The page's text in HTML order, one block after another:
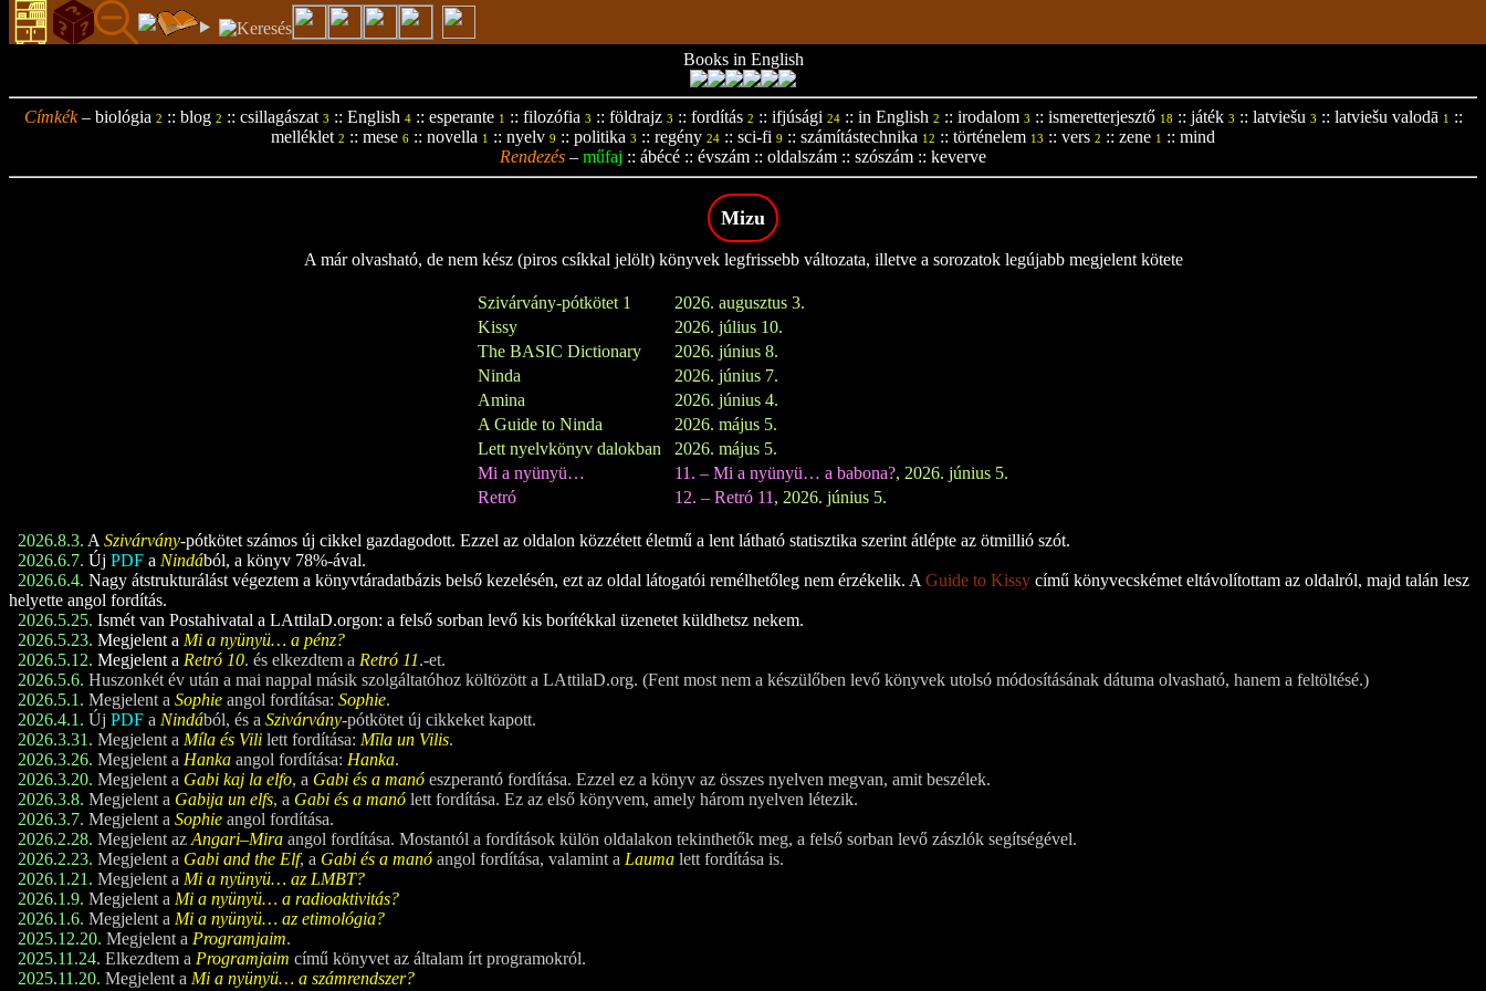
Books in English
Címkék– biológia 2 :: blog 2 :: csillagászat 3 :: English 4:: esperante 1 :: filozófia 3 :: földrajz 3 :: fordítás 2 :: ifjúsági 24:: in English 2 :: irodalom 3 :: ismeretterjesztő 18 :: játék 3 :: latviešu 3 :: latviešu valodā 1
::
melléklet 2 :: mese 6 :: novella 1 :: nyelv 9 :: politika 3 :: regény 24 :: sci-fi 9 :: számítástechnika 12 :: történelem 13 :: vers 2 :: zene 1 :: mind
Rendezés – műfaj :: ábécé :: évszám :: oldalszám :: szószám :: keverve
Mizu
A már olvasható, de nem kész (piros csíkkal jelölt) könyvek legfrissebb változata, illetve a sorozatok legújabb megjelent kötete
Szivárvány-pótkötet 1
2026. augusztus 3.
Kissy
2026. július 10.
The BASIC Dictionary
2026. június 8.
Ninda
2026. június 7.
Amina
2026. június 4.
A Guide to Ninda
2026. május 5.
Lett nyelvkönyv dalokban
2026. május 5.
Mi a nyünyü…
11. – Mi a nyünyü… a babona?, 2026. június 5.
Retró
12. – Retró 11 , 2026. június 5.
2026.8.3. A Szivárvány-pótkötet számos új cikkel gazdagodott. Ezzel az oldalon közzétett életmű a lent látható statisztika szerint átlépte az ötmillió szót.
2026.6.7. Új PDF a Nindából, a könyv 78%-ával.
2026.6.4. Nagy átstrukturálást végeztem a könyvtáradatbázis belső kezelésén, ezt az oldal látogatói remélhetőleg nem érzékelik. A Guide to Kissy című könyvecskémet eltávolítottam az oldalról, majd talán lesz
helyette angol fordítás.
2026.5.25. Ismét van Postahivatal a LAttilaD.orgon: a felső sorban levő kis borítékkal üzenetet küldhetsz nekem.
2026.5.23. Megjelent a Mi a nyünyü… a pénz?
2026.5.12. Megjelent a Retró 10. és elkezdtem a Retró 11.-et.
2026.5.6. Huszonkét év után a mai nappal másik szolgáltatóhoz költözött a LAttilaD.org. (Fent most nem a készülőben levő könyvek utolsó módosításának dátuma olvasható, hanem a feltöltésé.)
2026.5.1. Megjelent a Sophie angol fordítása: Sophie.
2026.4.1. Új PDF a Nindából, és a Szivárvány-pótkötet új cikkeket kapott.
2026.3.31. Megjelent a Míla és Vili lett fordítása: Mīla un Vilis.
2026.3.26. Megjelent a Hanka angol fordítása: Hanka.
2026.3.20. Megjelent a Gabi kaj la elfo, a Gabi és a manó eszperantó fordítása. Ezzel ez a könyv az összes nyelven megvan, amit beszélek.
2026.3.8. Megjelent a Gabija un elfs, a Gabi és a manó lett fordítása. Ez az első könyvem, amely három nyelven létezik.
2026.3.7. Megjelent a Sophie angol fordítása.
2026.2.28. Megjelent az Angari–Mira angol fordítása. Mostantól a fordítások külön oldalakon tekinthetők meg, a felső sorban levő zászlók segítségével.
2026.2.23. Megjelent a Gabi and the Elf, a Gabi és a manó angol fordítása, valamint a Lauma lett fordítása is.
2026.1.21. Megjelent a Mi a nyünyü… az LMBT?
2026.1.9. Megjelent a Mi a nyünyü… a radioaktivitás?
2026.1.6. Megjelent a Mi a nyünyü… az etimológia?
2025.12.20. Megjelent a Programjaim.
2025.11.24. Elkezdtem a Programjaim című könyvet az általam írt programokról.
2025.11.20. Megjelent a Mi a nyünyü… a számrendszer?